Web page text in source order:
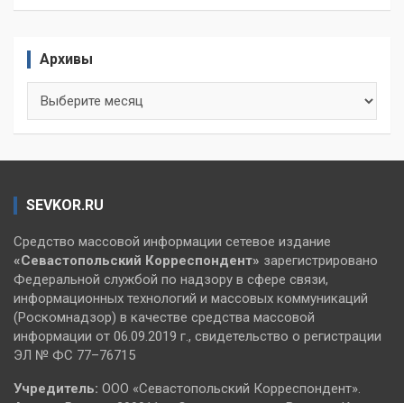
Архивы
SEVKOR.RU
Средство массовой информации сетевое издание
«Севастопольский Корреспондент» зарегистрировано
Федеральной службой по надзору в сфере связи,
информационных технологий и массовых коммуникаций
(Роскомнадзор) в качестве средства массовой
информации от 06.09.2019 г., свидетельство о регистрации
ЭЛ № ФС 77–76715
Учредитель: ООО «Севастопольский Корреспондент».